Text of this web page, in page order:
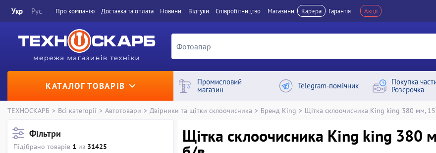
Укр Рус Про компанiю Доставка та оплата Новини Вiдгуки Співробітництво Магазини Кар'єра Гарантія Акції
КАТАЛОГ ТОВАРІВ
Промисловий
магазин
Telegram-помічник
Покупка
Розсрочка
ТЕХНОСКАРБ > Всі категорії > Автотовари > Двірники та щітки склоочисника > Бренд King > Щітка склоочисника King king 380 мм,
Фільтри
Підібрано товарів 1 из 31425
Щітка склоочисника King king 380